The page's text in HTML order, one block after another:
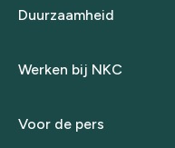
Duurzaamheid
Werken bij NKC
Voor de pers